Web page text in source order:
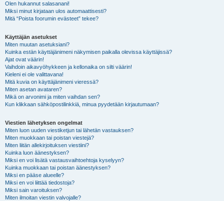
Olen hukannut salasanani!
Miksi minut kirjataan ulos automaattisesti?
Mitä “Poista foorumin evästeet” tekee?
Käyttäjän asetukset
Miten muutan asetuksiani?
Kuinka estän käyttäjänimeni näkymisen paikalla olevissa käyttäjissä?
Ajat ovat väärin!
Vaihdoin aikavyöhykkeen ja kellonaika on silti väärin!
Kieleni ei ole valittavana!
Mitä kuvia on käyttäjänimeni vieressä?
Miten asetan avataren?
Mikä on arvonimi ja miten vaihdan sen?
Kun klikkaan sähköpostilinkkiä, minua pyydetään kirjautumaan?
Viestien lähetyksen ongelmat
Miten luon uuden viestiketjun tai lähetän vastauksen?
Miten muokkaan tai poistan viestejä?
Miten liitän allekirjoituksen viestiini?
Kuinka luon äänestyksen?
Miksi en voi lisätä vastausvaihtoehtoja kyselyyn?
Kuinka muokkaan tai poistan äänestyksen?
Miksi en pääse alueelle?
Miksi en voi liittää tiedostoja?
Miksi sain varoituksen?
Miten ilmoitan viestin valvojalle?